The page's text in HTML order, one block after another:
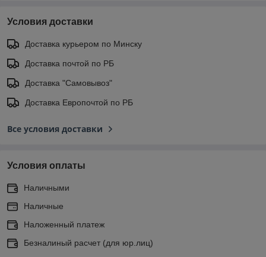
Условия доставки
Доставка курьером по Минску
Доставка почтой по РБ
Доставка "Самовывоз"
Доставка Европочтой по РБ
Все условия доставки
Условия оплаты
Наличными
Наличные
Наложенный платеж
Безналиный расчет (для юр.лиц)